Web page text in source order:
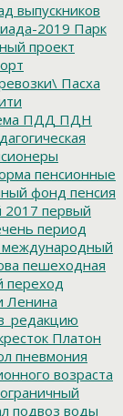
выпускников
2019 Парк
проект
Пасха
ПДД ПДН
пенсионные
фонд пенсия
2017 первый
период
международный
пешеходная
Ленина
Платон
пневмония
возраста
подвоз воды